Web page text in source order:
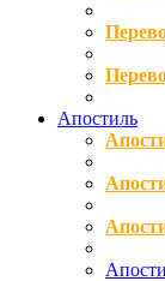
Апостиль